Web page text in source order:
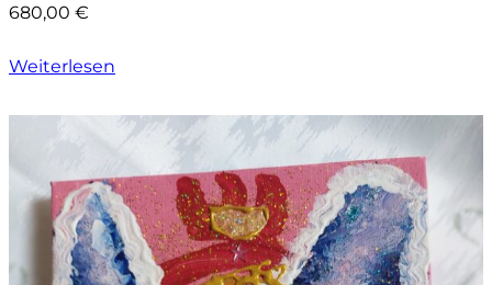
680,00 €
Weiterlesen